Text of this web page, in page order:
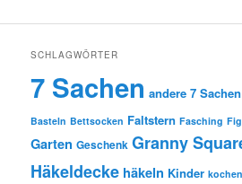
SCHLAGWÖRTER
7 Sachen andere 7 Sachen
Basteln Bettsocken Faltstern Fasching
Garten Geschenk Granny
Häkeldecke häkeln Kinder kochen